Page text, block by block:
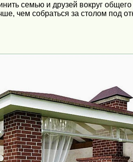
семью и друзей вокруг
чем собраться за столом под